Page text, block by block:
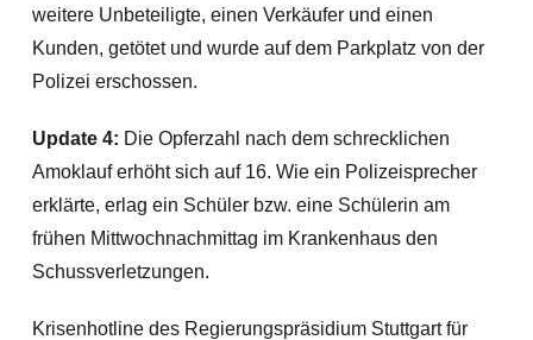
weitere Unbeteiligte, einen Verkäufer und einen
Kunden, getötet und wurde auf dem Parkplatz von der
Polizei erschossen.
Update 4: Die Opferzahl nach dem schrecklichen
Amoklauf erhöht sich auf 16. Wie ein Polizeisprecher
erklärte, erlag ein Schüler bzw. eine Schülerin am
frühen Mittwochnachmittag im Krankenhaus den
Schussverletzungen.
Krisenhotline des Regierungspräsidium Stuttgart für